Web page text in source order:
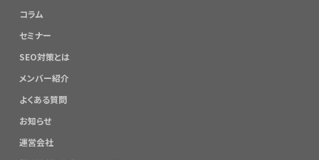
コラム
セミナー
SEO対策とは
メンバー紹介
よくある質問
お知らせ
運営会社